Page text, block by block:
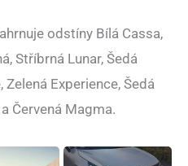
odstíny Bílá Cassa,
Stříbrná Lunar, Šedá
Experience, Šedá
Červená Magma.